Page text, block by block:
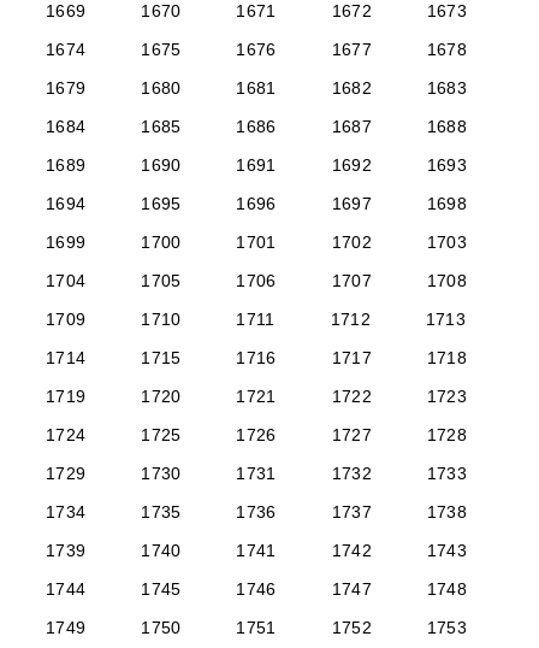
1669
1670 1671 1672
1673
1674
1675 1676 1677
1678
1679
1680 1681 1682
1683
1684
1685 1686 1687
1688
1689
1690 1691 1692
1693
1694
1695 1696 1697
1698
1699
1700 1701 1702
1703
1704
1705 1706 1707
1708
1709
1710 1711 1712
1713
1714
1715 1716 1717
1718
1719
1720 1721 1722
1723
1724
1725 1726 1727
1728
1729
1730 1731 1732
1733
1734
1735 1736 1737
1738
1739
1740 1741 1742
1743
1744
1745 1746 1747
1748
1749
1750 1751 1752
1753